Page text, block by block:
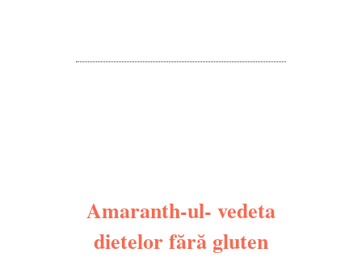
Amaranth-ul- vedeta
dietelor fără gluten